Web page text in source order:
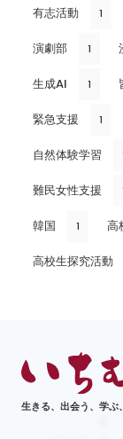
有志活動 1
演劇部 1
生成AI 1
緊急支援 1
自然体験学習
難民女性支援
韓国 1 高
高校生探究活動
生きる、出会う、学ぶ